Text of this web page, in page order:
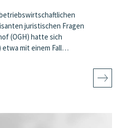
juristischen Fragen
(OGH) hatte sich
etwa mit einem Fall…